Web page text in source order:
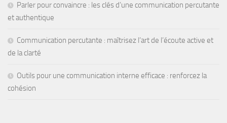
Parler pour convaincre : les clés d’une communication percutante
et authentique
Communication percutante : maîtrisez l’art de l’écoute active et
de la clarté
Outils pour une communication interne efficace : renforcez la
cohésion